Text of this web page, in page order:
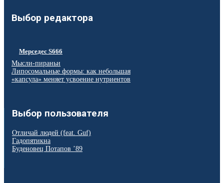
Выбор редактора
Мерседес S666
Мысли-пираньи
Липосомальные формы: как небольшая
«капсула» меняет усвоение нутриентов
Выбор пользователя
Отличай людей (feat. Guf)
Гадопятикна
Буденовец Потапов ’89